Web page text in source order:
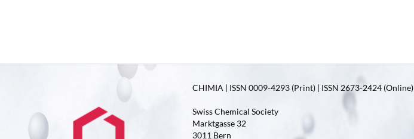
CHIMIA | ISSN 0009-4293 (Print) | ISSN 2673-2424 (Online)
Swiss Chemical Society
Marktgasse 32
3011 Bern